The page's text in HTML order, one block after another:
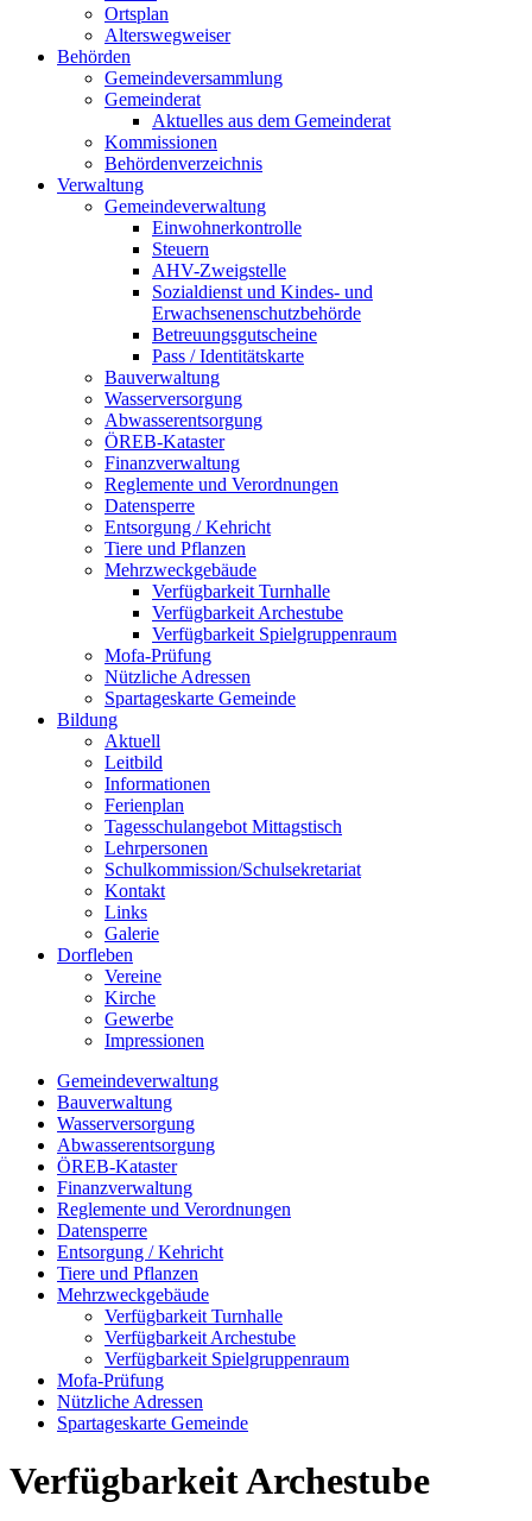
Ortsplan
Alterswegweiser
Behörden
Gemeindeversammlung
Gemeinderat
Aktuelles aus dem Gemeinderat
Kommissionen
Behördenverzeichnis
Verwaltung
Gemeindeverwaltung
Einwohnerkontrolle
Steuern
AHV-Zweigstelle
Sozialdienst und Kindes- und
Erwachsenenschutzbehörde
Betreuungsgutscheine
Pass / Identitätskarte
Bauverwaltung
Wasserversorgung
Abwasserentsorgung
ÖREB-Kataster
Finanzverwaltung
Reglemente und Verordnungen
Datensperre
Entsorgung / Kehricht
Tiere und Pflanzen
Mehrzweckgebäude
Verfügbarkeit Turnhalle
Verfügbarkeit Archestube
Verfügbarkeit Spielgruppenraum
Mofa-Prüfung
Nützliche Adressen
Spartageskarte Gemeinde
Bildung
Aktuell
Leitbild
Informationen
Ferienplan
Tagesschulangebot Mittagstisch
Lehrpersonen
Schulkommission/Schulsekretariat
Kontakt
Links
Galerie
Dorfleben
Vereine
Kirche
Gewerbe
Impressionen
Gemeindeverwaltung
Bauverwaltung
Wasserversorgung
Abwasserentsorgung
ÖREB-Kataster
Finanzverwaltung
Reglemente und Verordnungen
Datensperre
Entsorgung / Kehricht
Tiere und Pflanzen
Mehrzweckgebäude
Verfügbarkeit Turnhalle
Verfügbarkeit Archestube
Verfügbarkeit Spielgruppenraum
Mofa-Prüfung
Nützliche Adressen
Spartageskarte Gemeinde
Verfügbarkeit Archestube